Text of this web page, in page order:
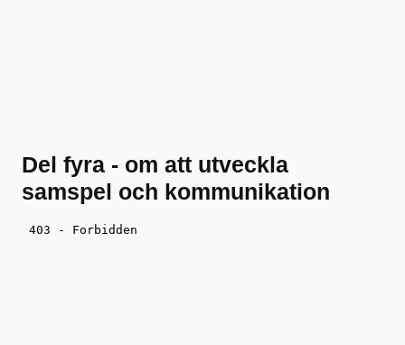
Del fyra - om att utveckla
samspel och kommunikation